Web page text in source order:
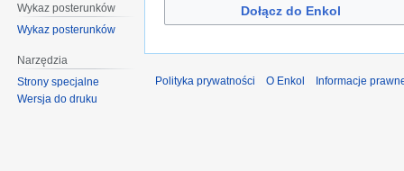
Dołącz do Enkol
Wykaz posterunków
Wykaz posterunków
Narzędzia
Strony specjalne
Wersja do druku
Polityka prywatności O Enkol Informacje